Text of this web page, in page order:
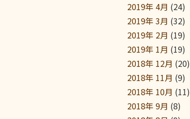
2019年 4月 (24)
2019年 3月 (32)
2019年 2月 (19)
2019年 1月 (19)
2018年 12月 (20)
2018年 11月 (9)
2018年 10月 (11)
2018年 9月 (8)